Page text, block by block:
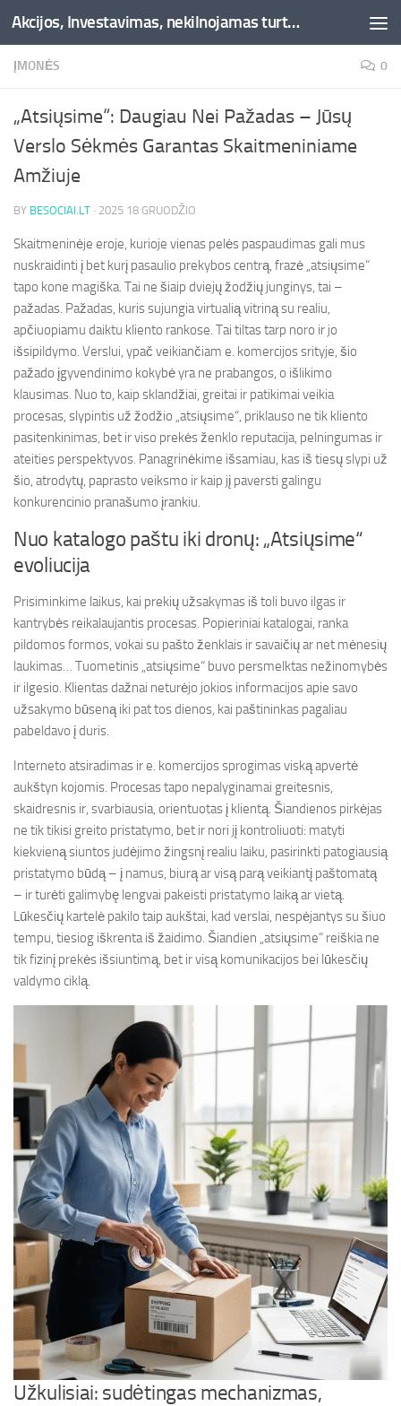
Skip to content Akcijos, Investavimas, nekilnojamas turtas, kriptovaliutos - Besociai.lt
ĮMONĖS 0
„Atsiųsime“: Daugiau Nei Pažadas – Jūsų
Verslo Sėkmės Garantas Skaitmeniniame
Amžiuje
BY BESOCIAI.LT · 2025 18 GRUODŽIO
Skaitmeninėje eroje, kurioje vienas pelės paspaudimas gali mus
nuskraidinti į bet kurį pasaulio prekybos centrą, frazė „atsiųsime“
tapo kone magiška. Tai ne šiaip dviejų žodžių junginys, tai –
pažadas. Pažadas, kuris sujungia virtualią vitriną su realiu,
apčiuopiamu daiktu kliento rankose. Tai tiltas tarp noro ir jo
išsipildymo. Verslui, ypač veikiančiam e. komercijos srityje, šio
pažado įgyvendinimo kokybė yra ne prabangos, o išlikimo
klausimas. Nuo to, kaip sklandžiai, greitai ir patikimai veikia
procesas, slypintis už žodžio „atsiųsime“, priklauso ne tik kliento
pasitenkinimas, bet ir viso prekės ženklo reputacija, pelningumas ir
ateities perspektyvos. Panagrinėkime išsamiau, kas iš tiesų slypi už
šio, atrodytų, paprasto veiksmo ir kaip jį paversti galingu
konkurencinio pranašumo įrankiu.
Nuo katalogo paštu iki dronų: „Atsiųsime“
evoliucija
Prisiminkime laikus, kai prekių užsakymas iš toli buvo ilgas ir
kantrybės reikalaujantis procesas. Popieriniai katalogai, ranka
pildomos formos, vokai su pašto ženklais ir savaičių ar net mėnesių
laukimas… Tuometinis „atsiųsime“ buvo persmelktas nežinomybės
ir ilgesio. Klientas dažnai neturėjo jokios informacijos apie savo
užsakymo būseną iki pat tos dienos, kai paštininkas pagaliau
pabeldavo į duris.
Interneto atsiradimas ir e. komercijos sprogimas viską apvertė
aukštyn kojomis. Procesas tapo nepalyginamai greitesnis,
skaidresnis ir, svarbiausia, orientuotas į klientą. Šiandienos pirkėjas
ne tik tikisi greito pristatymo, bet ir nori jį kontroliuoti: matyti
kiekvieną siuntos judėjimo žingsnį realiu laiku, pasirinkti patogiausią
pristatymo būdą – į namus, biurą ar visą parą veikiantį paštomatą
– ir turėti galimybę lengvai pakeisti pristatymo laiką ar vietą.
Lūkesčių kartelė pakilo taip aukštai, kad verslai, nespėjantys su šiuo
tempu, tiesiog iškrenta iš žaidimo. Šiandien „atsiųsime“ reiškia ne
tik fizinį prekės išsiuntimą, bet ir visą komunikacijos bei lūkesčių
valdymo ciklą.
Užkulisiai: sudėtingas mechanizmas,